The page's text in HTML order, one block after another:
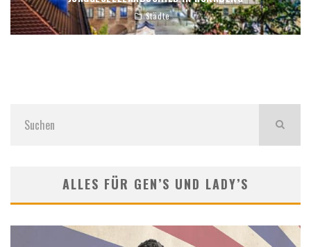
Städte
ALLES FÜR GEN’S UND LADY’S